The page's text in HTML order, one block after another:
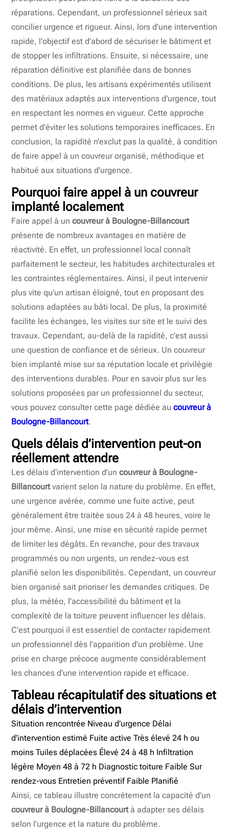
réparations. Cependant, un professionnel sérieux sait
concilier urgence et rigueur. Ainsi, lors d’une intervention
rapide, l’objectif est d’abord de sécuriser le bâtiment et
de stopper les infiltrations. Ensuite, si nécessaire, une
réparation définitive est planifiée dans de bonnes
conditions. De plus, les artisans expérimentés utilisent
des matériaux adaptés aux interventions d’urgence, tout
en respectant les normes en vigueur. Cette approche
permet d’éviter les solutions temporaires inefficaces. En
conclusion, la rapidité n’exclut pas la qualité, à condition
de faire appel à un couvreur organisé, méthodique et
habitué aux situations d’urgence.
Pourquoi faire appel à un couvreur
implanté localement
Faire appel à uncouvreur à Boulogne-Billancourt
présente de nombreux avantages en matière de
réactivité. En effet, un professionnel local connaît
parfaitement le secteur, les habitudes architecturales et
les contraintes réglementaires. Ainsi, il peut intervenir
plus vite qu’un artisan éloigné, tout en proposant des
solutions adaptées au bâti local. De plus, la proximité
facilite les échanges, les visites sur site et le suivi des
travaux. Cependant, au-delà de la rapidité, c’est aussi
une question de confiance et de sérieux. Un couvreur
bien implanté mise sur sa réputation locale et privilégie
des interventions durables. Pour en savoir plus sur les
solutions proposées par un professionnel du secteur,
vous pouvez consulter cette page dédiée aucouvreur à
Boulogne-Billancourt.
Quels délais d’intervention peut-on
réellement attendre
Les délais d’intervention d’uncouvreur à Boulogne-
Billancourtvarient selon la nature du problème. En effet,
une urgence avérée, comme une fuite active, peut
généralement être traitée sous 24 à 48 heures, voire le
jour même. Ainsi, une mise en sécurité rapide permet
de limiter les dégâts. En revanche, pour des travaux
programmés ou non urgents, un rendez-vous est
planifié selon les disponibilités. Cependant, un couvreur
bien organisé sait prioriser les demandes critiques. De
plus, la météo, l’accessibilité du bâtiment et la
complexité de la toiture peuvent influencer les délais.
C’est pourquoi il est essentiel de contacter rapidement
un professionnel dès l’apparition d’un problème. Une
prise en charge précoce augmente considérablement
les chances d’une intervention rapide et efficace.
Tableau récapitulatif des situations et
délais d’intervention
Situation rencontrée Niveau d’urgence Délai
d’intervention estimé Fuite active Très élevé 24 h ou
moins Tuiles déplacées Élevé 24 à 48 h Infiltration
légère Moyen 48 à 72 h Diagnostic toiture Faible Sur
rendez-vous Entretien préventif Faible Planifié
Ainsi, ce tableau illustre concrètement la capacité d’un
couvreur à Boulogne-Billancourtà adapter ses délais
selon l’urgence et la nature du problème.